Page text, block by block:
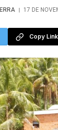
17 DE
Copy Link